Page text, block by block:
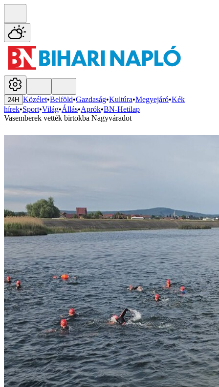
24H Közélet•Belföld•Gazdaság•Kultúra•Megyejáró•Kék
hírek•Sport•Világ•Állás•Aprók•BN-Hetilap
Vasemberek vették birtokba Nagyváradot